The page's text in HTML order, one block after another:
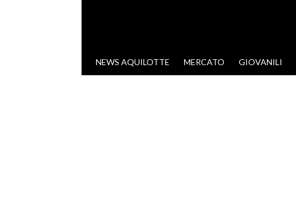
VAI AL CONTENUTO
NEWS AQUILOTTE MERCATO GIOVANILI